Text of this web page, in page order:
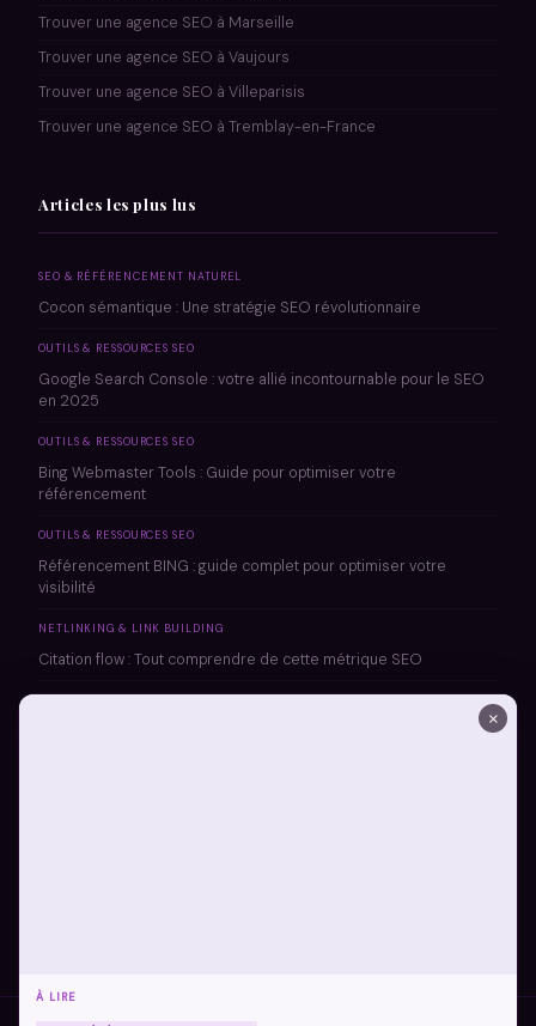
Trouver une agence SEO à Marseille
Trouver une agence SEO à Vaujours
Trouver une agence SEO à Villeparisis
Trouver une agence SEO à Tremblay-en-France
Articles les plus lus
SEO & RÉFÉRENCEMENT NATUREL
Cocon sémantique : Une stratégie SEO révolutionnaire
OUTILS & RESSOURCES SEO
Google Search Console : votre allié incontournable pour le SEO
en 2025
OUTILS & RESSOURCES SEO
Bing Webmaster Tools : Guide pour optimiser votre
référencement
OUTILS & RESSOURCES SEO
Référencement BING : guide complet pour optimiser votre
visibilité
NETLINKING & LINK BUILDING
Citation flow : Tout comprendre de cette métrique SEO
×
À LIRE